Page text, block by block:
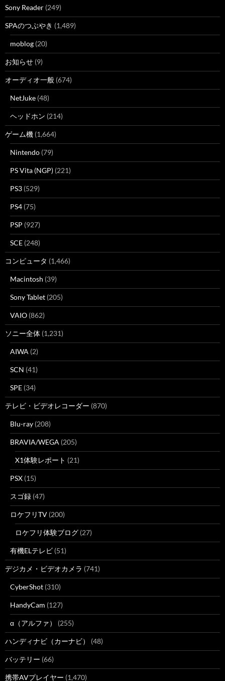
Sony Reader (249)
SPAのつぶやき (1,489)
moblog (20)
お知らせ (9)
オーディオ一般 (674)
NetJuke (48)
ヘッドホン (214)
ゲーム機 (1,664)
Nintendo (79)
PS Vita (NGP) (221)
PS3 (529)
PS4 (75)
PSP (927)
SCE (248)
コンピュータ (1,466)
Macintosh (39)
Sony Tablet (205)
VAIO (862)
ソニー全体 (1,231)
AIWA (2)
SCN (41)
SPE (34)
テレビ・ビデオレコーダー (870)
Blu-ray (208)
BRAVIA/WEGA (205)
X1体験レポート (21)
PSX (15)
スゴ録 (47)
ロケフリTV (200)
ロケフリ体験ブログ (27)
有機ELテレビ (51)
デジカメ・ビデオカメラ (741)
CyberShot (310)
HandyCam (127)
α（アルファ） (255)
ハンディナビ（カーナビ） (48)
バッテリー (66)
携帯AVプレイヤー (1,470)